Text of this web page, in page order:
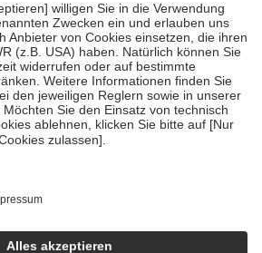
an bei:
bis zum vollendeten 18. Lebensjahr
und Früherkennung, die von der
dass es sich um echte Bewertungen
hc/de/articles/4419944605341